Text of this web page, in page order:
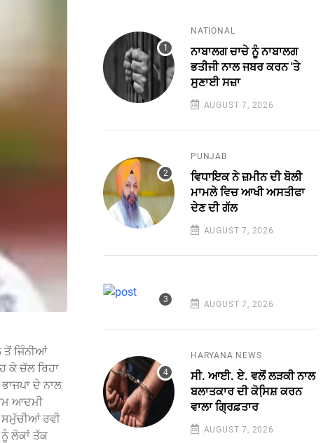
ਤੋਂ ਜਿੰਨੀਆਂ
ਕੇ ਚੱਲ ਰਿਹਾ
ਦੇ ਨਾਲ
ਆਦਮੀ
ਸਮੁੱਚੀਆਂ ਰਵੀ
ਲੋਕਾਂ ਤੱਕ
NATIONAL
ਨਾਬਾਲਗ ਚਾਚੇ ਨੂੰ ਨਾਬਾਲਗ
ਭਤੀਜੀ ਨਾਲ ਜਬਰ ਕਰਨ 'ਤੇ
ਸੁਣਾਈ ਸਜ਼ਾ
AUGUST 7, 2026
PUNJAB
ਵਿਧਾਇਕ ਨੇ ਜ਼ਮੀਨ ਦੀ ਬੋਲੀ
ਮਾਮਲੇ ਵਿਚ ਆਖੀ ਅਸਤੀਫਾ
ਦੇਣ ਦੀ ਗੱਲ
AUGUST 7, 2026
AUGUST 7, 2026
HARYANA NEWS
ਸੀ. ਆਈ. ਏ. ਵਲੋਂ ਲੜਕੀ ਨਾਲ
ਬਲਾਤਕਾਰ ਦੀ ਕੋਸਿ਼ਸ਼ ਕਰਨ
ਵਾਲਾ ਗ੍ਰਿਫ਼ਤਾਰ
AUGUST 7, 2026